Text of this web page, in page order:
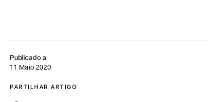
Publicado a
11 Maio 2020
PARTILHAR ARTIGO